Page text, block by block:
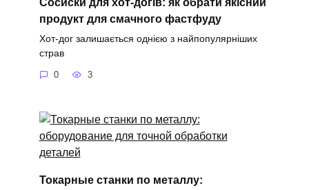
продукт для смачного фастфуду
Хот-дог залишається однією з найпопулярніших
страв
0 3
Токарные станки по металлу: